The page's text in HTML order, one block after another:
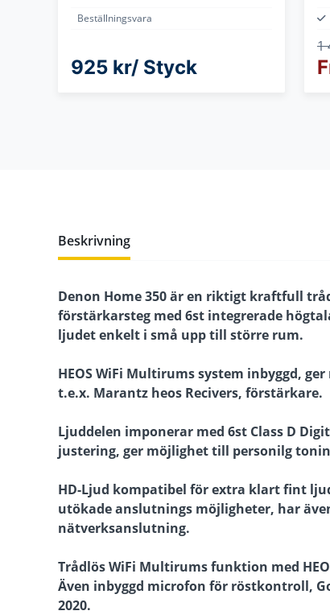
Beställningsvara
925 kr/ Styck
1
Beskrivning
Denon Home 350 är en riktigt kraftfull
förstärkarsteg med 6st integrerade
ljudet enkelt i små upp till större rum.
HEOS WiFi Multirums system inbyggd,
t.e.x. Marantz heos Recivers, förstärkare.
Ljuddelen imponerar med 6st Class D
justering, ger möjlighet till personilg
HD-Ljud kompatibel för extra klart fint
utökade anslutnings möjligheter, har
nätverksanslutning.
Trådlös WiFi Multirums funktion med
Även inbyggd microfon för röstkontroll,
2020.